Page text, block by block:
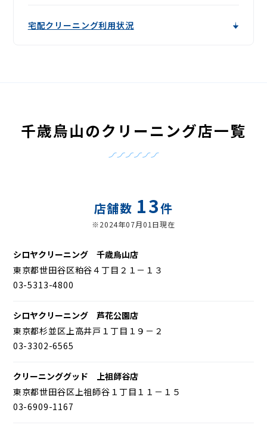
宅配クリーニング利用状況
千歳烏山のクリーニング店一覧
店舗数 13件
※2024年07月01日現在
シロヤクリーニング 千歳烏山店
東京都世田谷区粕谷４丁目２１－１３
03-5313-4800
シロヤクリーニング 芦花公園店
東京都杉並区上高井戸１丁目１９－２
03-3302-6565
クリーニンググッド 上祖師谷店
東京都世田谷区上祖師谷１丁目１１－１５
03-6909-1167